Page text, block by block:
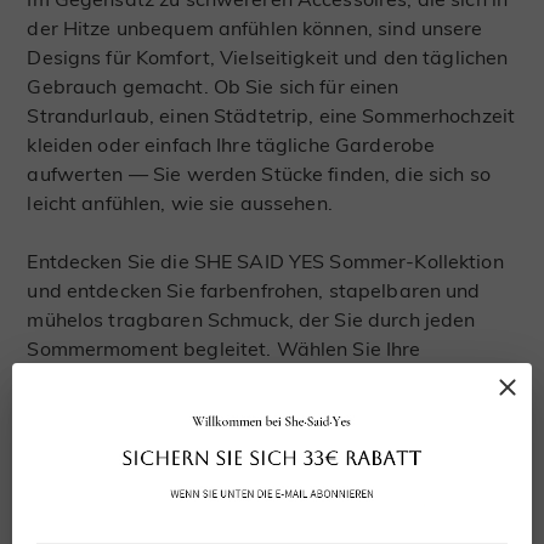
der Hitze unbequem anfühlen können, sind unsere
Designs für Komfort, Vielseitigkeit und den täglichen
Gebrauch gemacht. Ob Sie sich für einen
Strandurlaub, einen Städtetrip, eine Sommerhochzeit
kleiden oder einfach Ihre tägliche Garderobe
aufwerten — Sie werden Stücke finden, die sich so
leicht anfühlen, wie sie aussehen.
Entdecken Sie die SHE SAID YES Sommer-Kollektion
und entdecken Sie farbenfrohen, stapelbaren und
mühelos tragbaren Schmuck, der Sie durch jeden
Sommermoment begleitet. Wählen Sie Ihre
Verwandte Kategorien: